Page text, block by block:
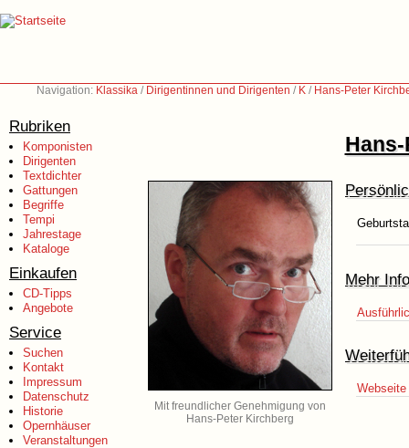
Navigation: Klassika / Dirigentinnen und Dirigenten / K / Hans-Peter
Rubriken
Komponisten
Dirigenten
Textdichter
Gattungen
Begriffe
Tempi
Jahrestage
Kataloge
Einkaufen
CD-Tipps
Angebote
Service
Suchen
Kontakt
Impressum
Datenschutz
Historie
Opernhäuser
Veranstaltungen
Mit freundlicher Genehmigung von
Hans-Peter Kirchberg
Mehr